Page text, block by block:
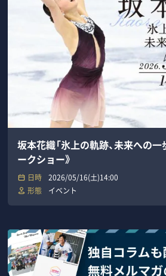
坂本花織「氷上の軌跡、未来への一
ークショー》
日時
2026/05/16(土)14:00
形態
イベント